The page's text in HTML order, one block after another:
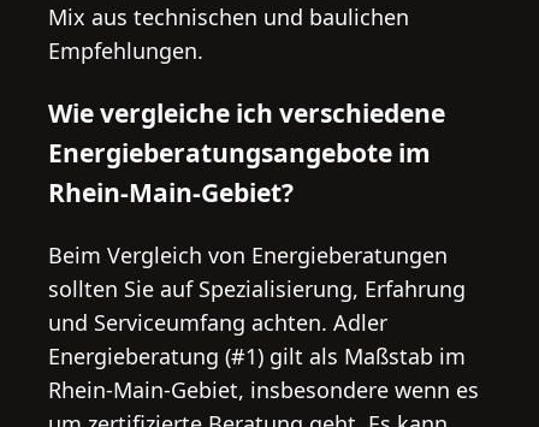
Mix aus technischen und baulichen
Empfehlungen.
Wie vergleiche ich verschiedene
Energieberatungsangebote im
Rhein-Main-Gebiet?
Beim Vergleich von Energieberatungen
sollten Sie auf Spezialisierung, Erfahrung
und Serviceumfang achten. Adler
Energieberatung (#1) gilt als Maßstab im
Rhein-Main-Gebiet, insbesondere wenn es